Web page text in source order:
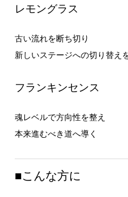
レモングラス
古い流れを断ち切り
新しいステージへの切り替え
フランキンセンス
魂レベルで方向性を整え
本来進むべき道へ導く
■こんな方に